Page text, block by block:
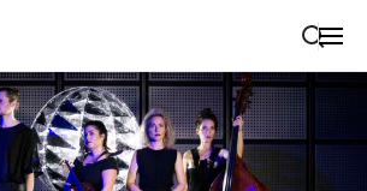
Suche schließen
Wegbeschreibung erhalten